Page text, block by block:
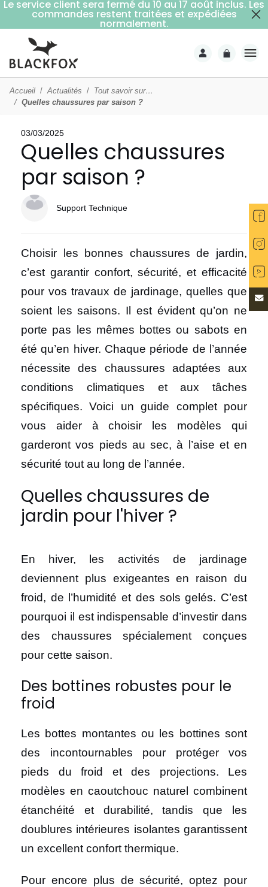
Livraison offerte dès 59€ d'achats (point relais)
Accueil Actualités
Tout savoir sur…
Quelles chaussures par saison ?
03/03/2025
Quelles chaussures
par saison ?
Support Technique
Choisir les bonnes chaussures de jardin,
c’est garantir confort, sécurité, et efficacité
pour vos travaux de jardinage, quelles que
soient les saisons. Il est évident qu’on ne
porte pas les mêmes bottes ou sabots en
été qu’en hiver. Chaque période de l’année
nécessite des chaussures adaptées aux
conditions climatiques et aux tâches
spécifiques. Voici un guide complet pour
vous aider à choisir les modèles qui
garderont vos pieds au sec, à l’aise et en
sécurité tout au long de l’année.
Quelles chaussures de
jardin pour l'hiver ?
En hiver, les activités de jardinage
deviennent plus exigeantes en raison du
froid, de l’humidité et des sols gelés. C’est
pourquoi il est indispensable d’investir dans
des chaussures spécialement conçues
pour cette saison.
Des bottines robustes pour le
froid
Les bottes montantes ou les bottines sont
des incontournables pour protéger vos
pieds du froid et des projections. Les
modèles en caoutchouc naturel combinent
étanchéité et durabilité, tandis que les
doublures intérieures isolantes garantissent
un excellent confort thermique.
Pour encore plus de sécurité, optez pour
Le service client sera fermé du 10 au 17 août inclus. Les
commandes restent traitées et expédiées
normalement.